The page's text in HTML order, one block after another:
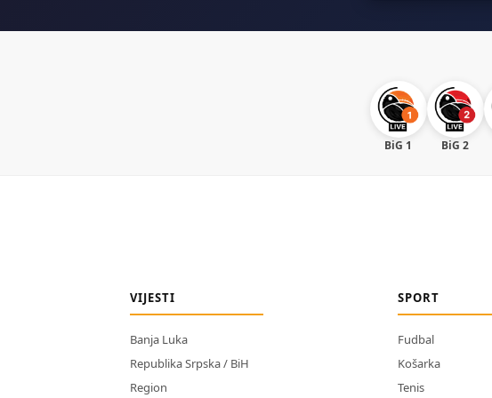
BiG 1 BiG 2
VIJESTI
Banja Luka
Republika Srpska / BiH
Region
SPORT
Fudbal
Košarka
Tenis